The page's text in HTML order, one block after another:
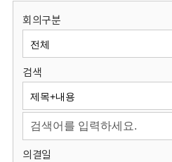
원
회
회의구분
검색
의결일